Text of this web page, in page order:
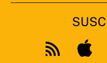
Feed
Apple